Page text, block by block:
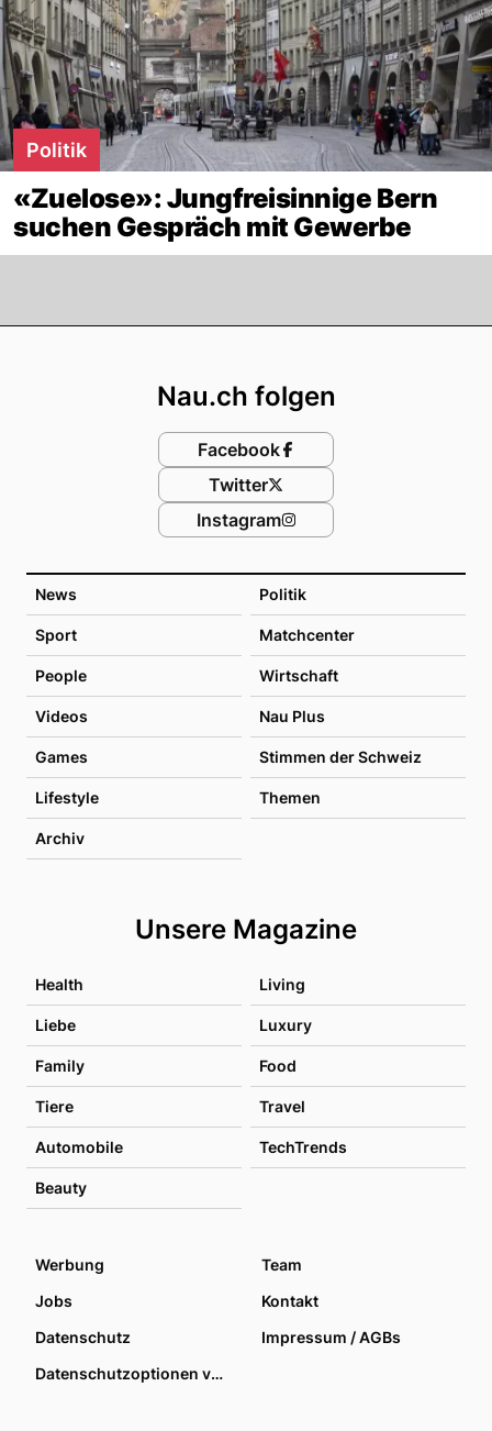
Politik
«Zuelose»: Jungfreisinnige Bern
suchen Gespräch mit Gewerbe
News Politik
Sport Matchcenter
People Wirtschaft
Videos Nau Plus
Games Stimmen der Schweiz
Lifestyle Themen
Archiv
Unsere Magazine
Health Living
Liebe Luxury
Family Food
Tiere Travel
Automobile TechTrends
Beauty
Nau.ch folgen
Facebook
Twitter
Instagram
Werbung
Team
Jobs
Kontakt
Datenschutz
Impressum / AGBs
Datenschutzoptionen verwalten